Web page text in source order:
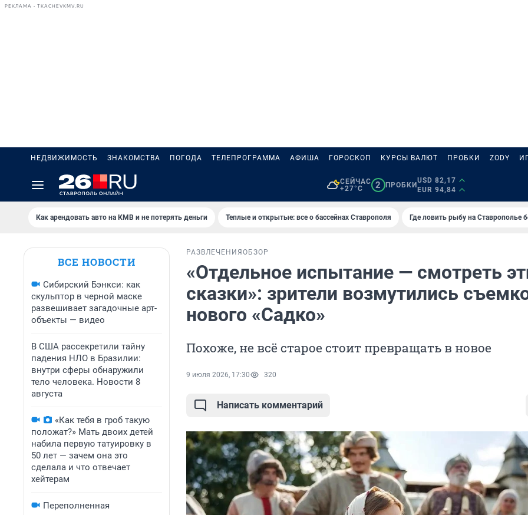
РЕКЛАМА • TKACHEVKMV.RU
НЕДВИЖИМОСТЬ ЗНАКОМСТВА ПОГОДА ТЕЛЕПРОГРАММА АФИША ГОРОСКОП КУРСЫ ВАЛЮТ ПРОБКИ ZODY
СЕЙЧАС
+27°C
2 ПРОБКИ
USD 82,17
EUR 94,84
Как арендовать авто на КМВ и не потерять деньги Теплые и открытые: все о бассейнах Ставрополя Где ловить рыбу на Ставрополье
ВСЕ НОВОСТИ
Сибирский Бэнкси: как
скульптор в черной маске
развешивает загадочные арт-
объекты — видео
В США рассекретили тайну
падения НЛО в Бразилии:
внутри сферы обнаружили
тело человека. Новости 8
августа
«Как тебя в гроб такую
положат?» Мать двоих детей
набила первую татуировку в
50 лет — зачем она это
сделала и что отвечает
хейтерам
Переполненная
РАЗВЛЕЧЕНИЯ ОБЗОР
«Отдельное испытание — смотреть
сказки»: зрители возмутились
нового «Садко»
Похоже, не всё старое стоит превращать в новое
9 июля 2026, 17:30 320
Написать комментарий